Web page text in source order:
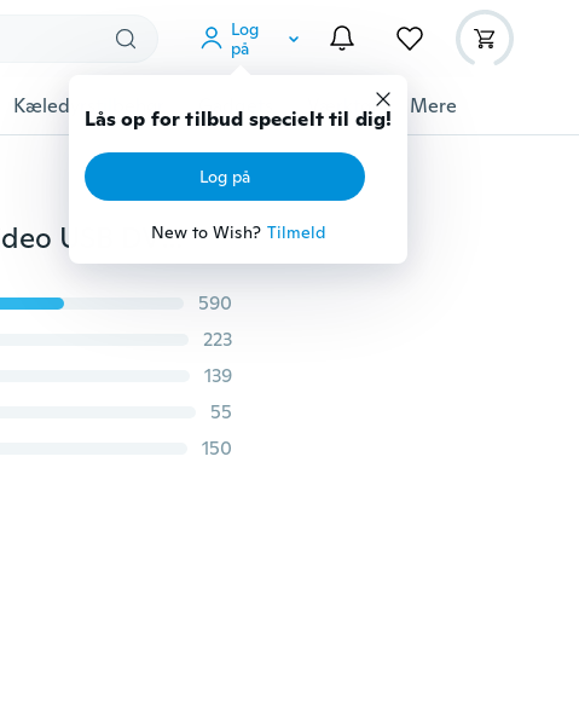
Log
på
Lås op for tilbud specielt til dig!
Log på
New to Wish? Tilmeld
Kæledyrstilbehør Gadgets Værktøj Mere
Mini Micro SPY HD-kamera Skjult kamera terningvideo USB DVR-optagelse SpyCam SQ11
590
223
139
55
150